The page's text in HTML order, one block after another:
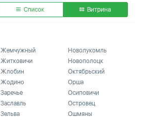
Список Витрина
Жемчужный
Житковичи
Жлобин
Жодино
Заречье
Заславль
Зельва
Новолукомль
Новополоцк
Октябрьский
Орша
Осиповичи
Островец
Ошмяны